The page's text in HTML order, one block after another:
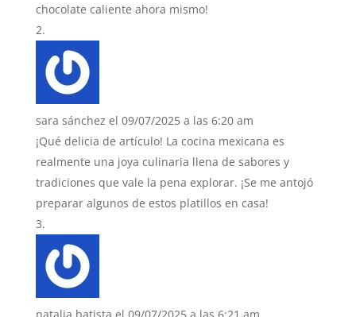
chocolate caliente ahora mismo!
sara sánchez el 09/07/2025 a las 6:20 am
¡Qué delicia de artículo! La cocina mexicana es
realmente una joya culinaria llena de sabores y
tradiciones que vale la pena explorar. ¡Se me antojó
preparar algunos de estos platillos en casa!